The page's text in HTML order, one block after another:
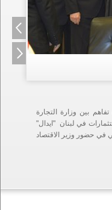
بين وزارة التجارة
في لبنان "ايدال"
في حضور وزير الاقتصاد